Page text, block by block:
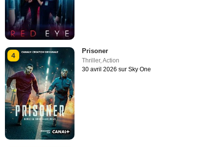
4
Prisoner
Thriller,Action
30 avril 2026 sur Sky One